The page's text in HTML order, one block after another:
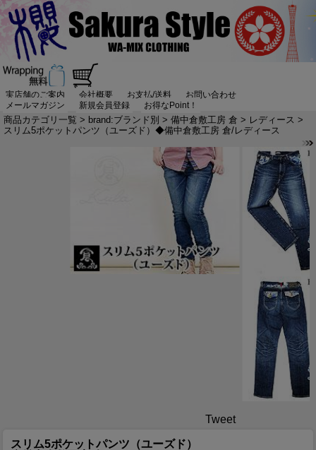
実店舗のご案内 会社概要 お支払/送料
お問い合わせ
メールマガジン
新規会員登録 お得なPoint！
商品カテゴリ一覧 > brand:ブランド別 > 備中倉敷工房 倉 > レディース >
スリム5ポケットパンツ（ユーズド）◆備中倉敷工房 倉/レディース
Tweet
スリム5ポケットパンツ（ユーズド）